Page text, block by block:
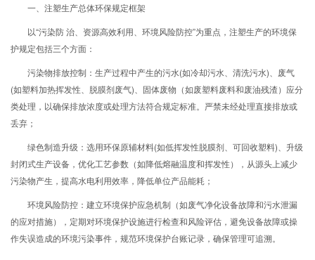
一、注塑生产总体环保规定框架
以“污染防 治、资源高效利用、环境风险防控”为重点，注塑生产的环境保
护规定包括三个方面：
污染物排放控制：生产过程中产生的污水(如冷却污水、清洗污水)、废气
(如塑料加热挥发性、脱膜剂废气)、固体废物（如废塑料废料和废油残渣）应分
类处理，以确保排放浓度或处理方法符合规定标准。严禁未经处理直接排放或
丢弃；
绿色制造升级：选用环保原辅材料(如低挥发性脱膜剂、可回收塑料)、升级
封闭式生产设备，优化工艺参数（如降低熔融温度和挥发性），从源头上减少
污染物产生，提高水电利用效率，降低单位产品能耗；
环境风险防控：建立环境保护应急机制（如废气净化设备故障和污水泄漏
的应对措施），定期对环境保护设施进行检查和风险评估，避免设备故障或操
作失误造成的环境污染事件，规范环境保护台账记录，确保管理可追溯。